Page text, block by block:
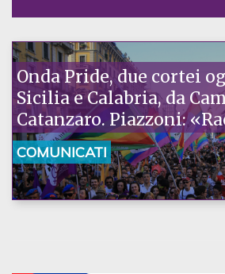
Onda Pride, due cortei
Sicilia e Calabria, da
Catanzaro. Piazzoni:
la nostra ostinazione»
COMUNICATI